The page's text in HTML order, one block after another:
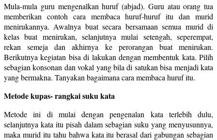
Mula-mula guru mengenalkan huruf (abjad). Guru atau orang tua
memberikan contoh cara membaca huruf-huruf itu dan murid
menirukannya. Awalnya buat secara bersamaan semua murid di
kelas buat menirukan, selanjutnya mulai setengah, seperempat,
rekan semeja dan akhirnya ke perorangan buat menirukan.
Berikutnya kegiatan bisa di lakukan dengan membentuk kata. Pilih
sebagian konsonan dan vokal yang bila di satukan bisa menjadi kata
yang bermakna. Tanyakan bagaimana cara membaca huruf itu.
Metode kupas- rangkai suku kata
Metode ini di mulai dengan pengenalan kata terlebih dulu,
selanjutnya kata itu pisah dalam sebagian suku yang menyusunnya,
maka murid itu tahu bahwa kata itu berasal dari gabungan sebagian